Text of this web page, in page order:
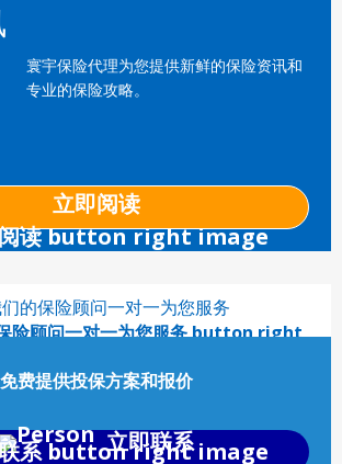
寰宇保险代理为您提供新鲜的保险资讯和
专业的保险攻略。
立即阅读
的保险顾问一对一为您服务
免费提供投保方案和报价
立即联系